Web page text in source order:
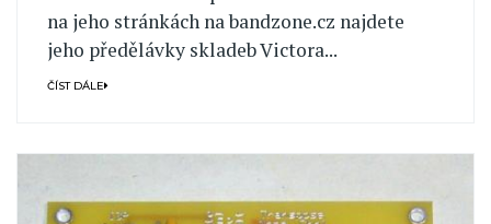
na jeho stránkách na bandzone.cz najdete
jeho předělávky skladeb Victora...
ČÍST DÁLE